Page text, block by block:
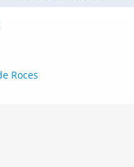
Roces